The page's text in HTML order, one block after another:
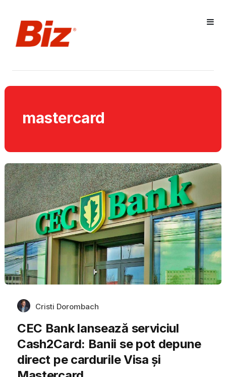
mastercard
Cristi Dorombach
CEC Bank lansează serviciul
Cash2Card: Banii se pot depune
direct pe cardurile Visa și